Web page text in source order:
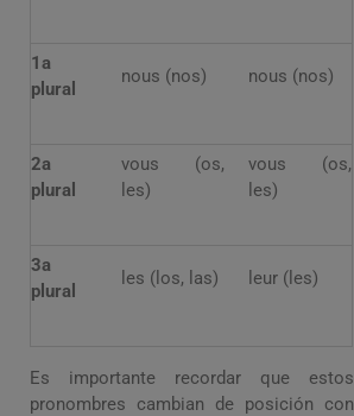
1a
plural
nous (nos) nous (nos)
2a
plural
vous (os,
les)
vous (os,
les)
3a
plural
les (los, las) leur (les)
Es importante recordar que estos
pronombres cambian de posición con